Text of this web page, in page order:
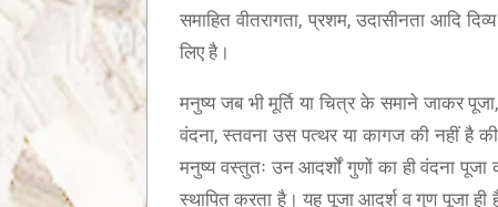
समाहित वीतरागता, प्रशम, उदासीनता आदि
लिए है।
मनुष्य जब भी मूर्ति या चित्र के समाने जाकर
वंदना, स्तवना उस पत्थर या कागज की नहीं है की
मनुष्य वस्तुतः उन आदर्शों गुणों का ही वंदना पूजा
स्थापित करता है। यह पूजा आदर्श व गुण पूजा
सुशीला देवी बांठिया (SUSHILA DEVI BANTHIA)